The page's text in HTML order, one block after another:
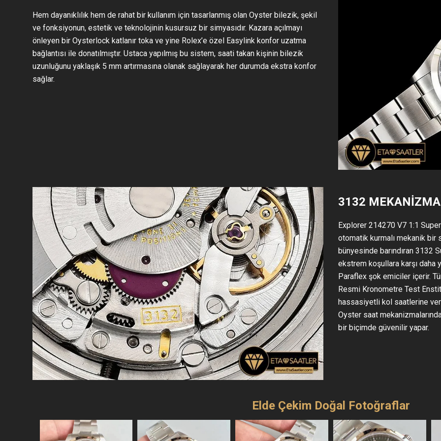
Hem dayanıklılık hem de rahat bir kullanım için tasarlanmış olan Oyster bilezik, şekil
ve fonksiyonun, estetik ve teknolojinin kusursuz bir simyasıdır. Kazara açılmayı
önleyen bir Oysterlock katlanır toka ve yine Rolex’e özel Easylink konfor uzatma
bağlantısı ile donatılmıştır. Ustaca yapılmış bu sistem, saati takan kişinin bilezik
uzunluğunu yaklaşık 5 mm artırmasına olanak sağlayarak her durumda ekstra konfor
sağlar.
3132
Explorer 214270 V7 1:1
otomatik kurmalı mekanik
bünyesinde barındıran 3132
ekstrem koşullara karşı daha
Paraflex şok emiciler içerir.
Resmi Kronometre Test
hassasiyetli kol saatlerine
Oyster saat
bir biçimde güvenilir yapar.
Elde Çekim Doğal Fotoğraflar